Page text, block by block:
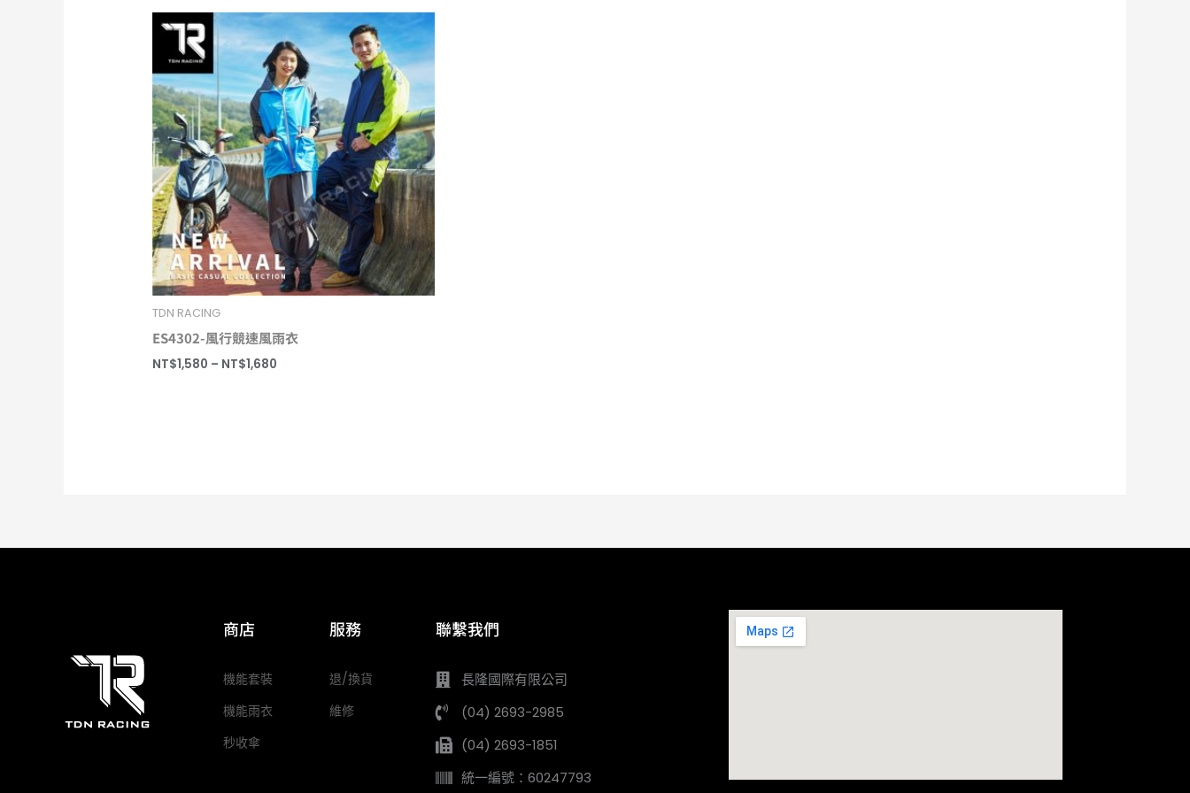
TDN RACING
ES4302-風行競速風雨衣
NT$1,580 – NT$1,680
價
格
範
圍：
NT$1,580
到
NT$1,680
商店
機能套裝
機能雨衣
秒收傘
服務
退/換貨
維修
聯繫我們
長隆國際有限公司
(04) 2693-2985
(04) 2693-1851
統一編號：60247793